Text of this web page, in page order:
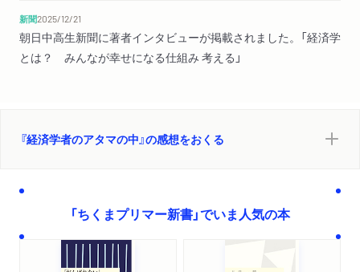
新聞2025/12/21
朝日中高生新聞に著者インタビューが掲載されました。「経済学
とは？ みんなが幸せになる仕組み 考える」
「毎朝嫌がっていた子が笑顔で登園？行動経済学者が教え
る「やる気を引き出す魔法のひと言」」
WEB
ダイヤモンド・オンラインに抜粋記事が掲載されました。
「うな丼の松・竹・梅、どれを選ぶと「カモにされやすい
人」なのか？」
『経済学者のアタマの中』の感想をおくる
「ちくまプリマー新書」でいま人気の本